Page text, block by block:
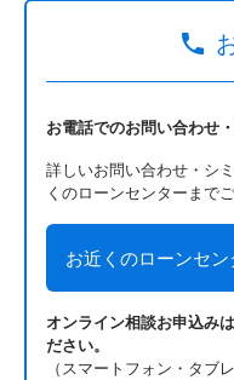
お電話でのお問い合わせ
詳しいお問い合わせ・シ
くのローンセンターまで
お近くのローンセ
オンライン相談お申込み
ださい。
（スマートフォン・タブ